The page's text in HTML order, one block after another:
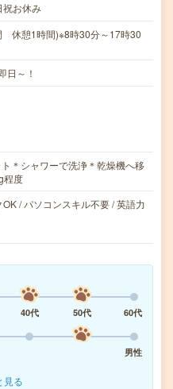
お休み
休憩1時間)※8時30分～17時30
日～！
＊シャワーで洗浄＊乾燥機へ移
程度
/ パソコンスキル不要 / 英語力
40代 50代
60代
男性
見る